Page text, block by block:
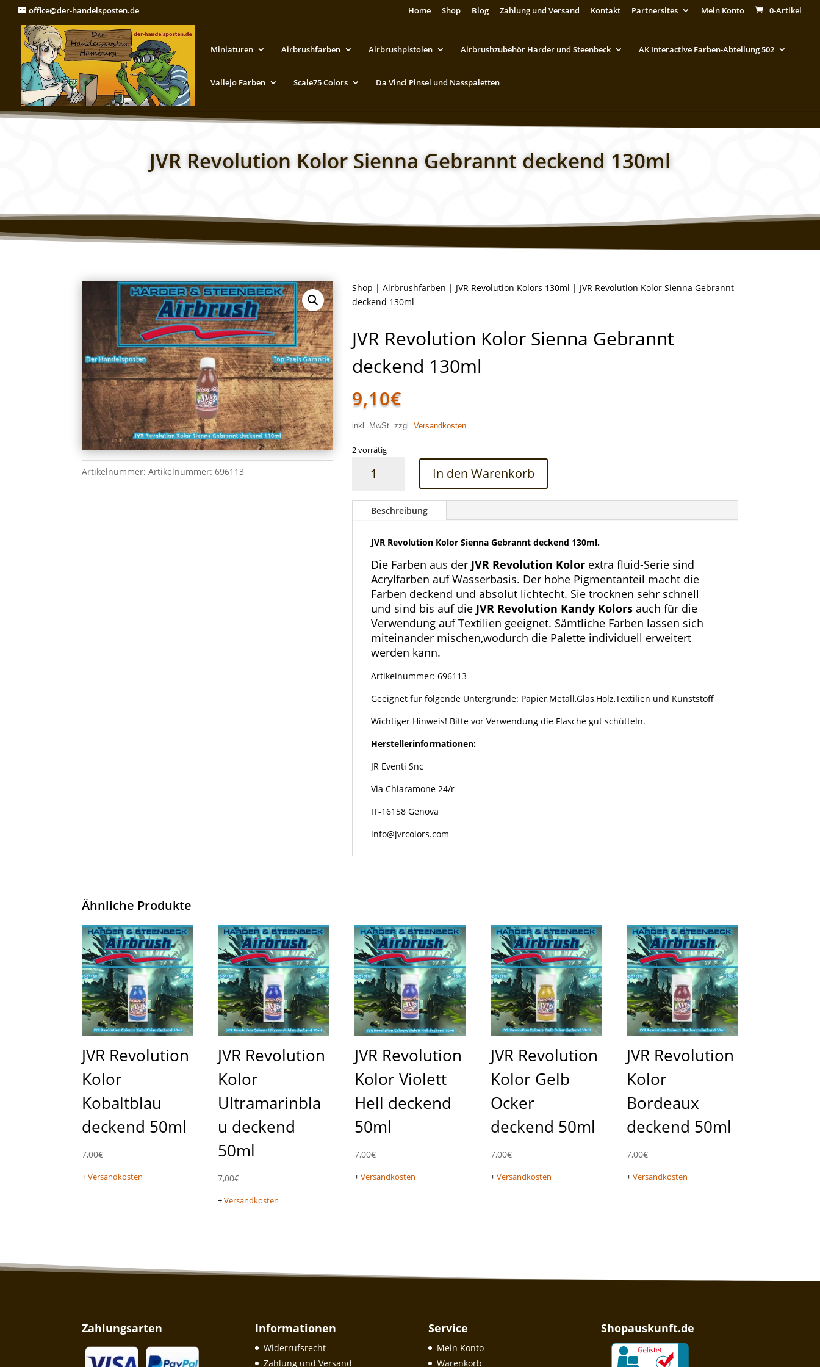
office@der-handelsposten.de Home Shop Blog Zahlung und Versand Kontakt Partnersites Mein Konto 0-Artikel
Miniaturen Airbrushfarben Airbrushpistolen Airbrushzubehör Harder und Steenbeck AK Interactive Farben-Abteilung 502
Vallejo Farben Scale75 Colors Da Vinci Pinsel und Nasspaletten
JVR Revolution Kolor Sienna Gebrannt deckend 130ml
Artikelnummer:Artikelnummer: 696113
Shop |Airbrushfarben | JVR Revolution Kolors 130ml | JVR Revolution Kolor Sienna Gebrannt
deckend 130ml
JVR Revolution Kolor Sienna Gebrannt
deckend 130ml
9,10€
inkl. MwSt. zzgl.Versandkosten
2 vorrätig
Revolution
Sienna
130ml
Menge
In den Warenkorb
Beschreibung
JVR Revolution Kolor Sienna Gebrannt deckend 130ml.
Die Farben aus der JVR Revolution Kolor extra fluid-Serie sind
Acrylfarben auf Wasserbasis. Der hohe Pigmentanteil macht die
Farben deckend und absolut lichtecht. Sie trocknen sehr schnell
und sind bis auf die JVR Revolution Kandy Kolors auch für die
Verwendung auf Textilien geeignet. Sämtliche Farben lassen sich
miteinander mischen,wodurch die Palette individuell erweitert
werden kann.
Artikelnummer: 696113
Geeignet für folgende Untergründe: Papier,Metall,Glas,Holz,Textilien und Kunststoff
Wichtiger Hinweis! Bitte vor Verwendung die Flasche gut schütteln.
Herstellerinformationen:
JR Eventi Snc
Via Chiaramone 24/r
IT-16158 Genova
info@jvrcolors.com
Ähnliche Produkte
JVR Revolution
Kolor
Kobaltblau
deckend 50ml
7,00€
+Versandkosten
JVR Revolution
Kolor
Ultramarinbla
u deckend
50ml
7,00€
+Versandkosten
JVR Revolution
Kolor Violett
Hell deckend
50ml
7,00€
+Versandkosten
JVR Revolution
Kolor Gelb
Ocker
deckend 50ml
7,00€
+Versandkosten
JVR Revolution
Kolor
Bordeaux
deckend 50ml
7,00€
+Versandkosten
Zahlungsarten Informationen
Widerrufsrecht
Zahlung und Versand
Service
Mein Konto
Warenkorb
Shopauskunft.de